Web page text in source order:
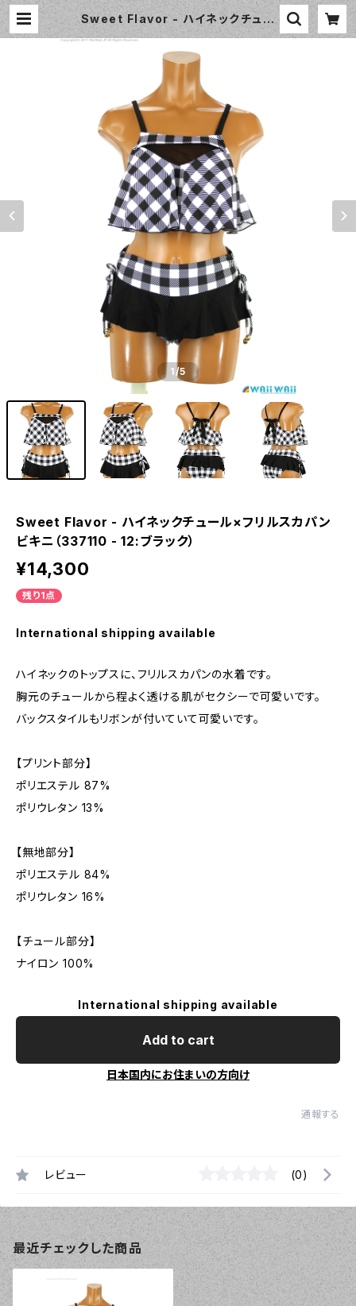
Sweet Flavor - ハイネックチュー
ル×フリルスカパンビキニ（337110 -
12:ブラック） | WaiiWaii Swimwe
ar Shop（ワイワイ水着）
1 /5
Sweet Flavor - ハイネックチュール×フリルスカパン
ビキニ（337110 - 12:ブラック）
¥14,300
残り1点
International shipping available
ハイネックのトップスに、フリルスカパンの水着です。
胸元のチュールから程よく透ける肌がセクシーで可愛いです。
バックスタイルもリボンが付いていて可愛いです。
【プリント部分】
ポリエステル 87%
ポリウレタン 13%
【無地部分】
ポリエステル 84%
ポリウレタン 16%
【チュール部分】
ナイロン 100%
International shipping available
Add to cart
日本国内にお住まいの方向け
通報する
レビュー (0)
最近チェックした商品